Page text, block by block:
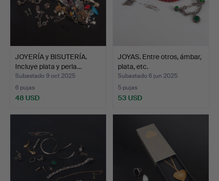
JOYERÍA y BISUTERÍA.
Incluye plata y perla…
Subastado 9 oct 2025
6 pujas
48 USD
JOYAS. Entre otros, ámbar,
plata, etc.
Subastado 6 jun 2025
5 pujas
53 USD